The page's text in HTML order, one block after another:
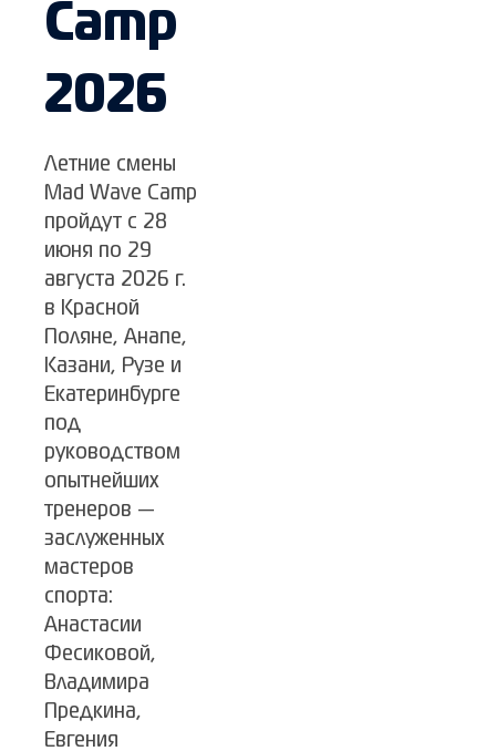
Camp
2026
Летние смены
Mad Wave Camp
пройдут с 28
июня по 29
августа 2026 г.
в Красной
Поляне, Анапе,
Казани, Рузе и
Екатеринбурге
под
руководством
опытнейших
тренеров —
заслуженных
мастеров
спорта:
Анастасии
Фесиковой,
Владимира
Предкина,
Евгения